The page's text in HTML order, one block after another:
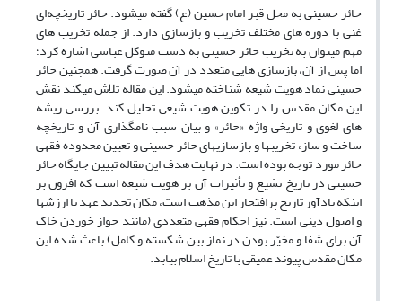
حائر حسینی به محل قبر امام حسین (ع) گفته میشود. حائر تاریخچه‌ای
غنی با دوره های مختلف تخریب و بازسازی دارد. از جمله تخریب های
مهم میتوان به تخریب حائر حسینی به دست متوکل عباسی اشاره کرد؛
اما پس از آن، بازسازی هایی متعدد در آن صورت گرفت. همچنین حائر
حسینی نماد هویت شیعه شناخته میشود. این مقاله تلاش میکند نقش
این مکان مقدس را در تکوین هویت شیعی تحلیل کند. بررسی ریشه
های لغوی و تاریخی واژه «حائر» و بیان سبب نامگذاری آن و تاریخچه
ساخت و ساز، تخریبها و بازسازیهای حائر حسینی و تعیین محدوده فقهی
حائر مورد توجه بوده است. در نهایت هدف این مقاله تبیین جایگاه حائر
حسینی در تاریخ تشیع و تأثیرات آن بر هویت شیعه است که افزون بر
اینکه یادآور تاریخ پرافتخار این مذهب است، مکان تجدید عهد با ارزشها
و اصول دینی است. نیز احکام فقهی متعددی (مانند جواز خوردن خاک
آن برای شفا و مخیّر بودن در نماز بین شکسته و کامل) باعث شده این
مکان مقدس پیوند عمیقی با تاریخ اسلام بیابد.